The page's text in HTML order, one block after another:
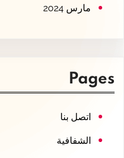
مارس 2024
Pages
اتصل بنا
الشفافية